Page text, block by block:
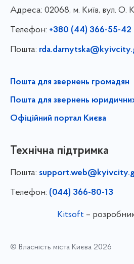
Адреса: 02068, м. Київ, вул. О.
Телефон: +380 (44) 366-55-42
Пошта:
Пошта для звернень громадян
Пошта для звернень
Офіційний портал Києва
Технічна підтримка
Пошта:
Телефон: (044) 366-80-13
Kitsoft –
© Власність міста Києва 2026